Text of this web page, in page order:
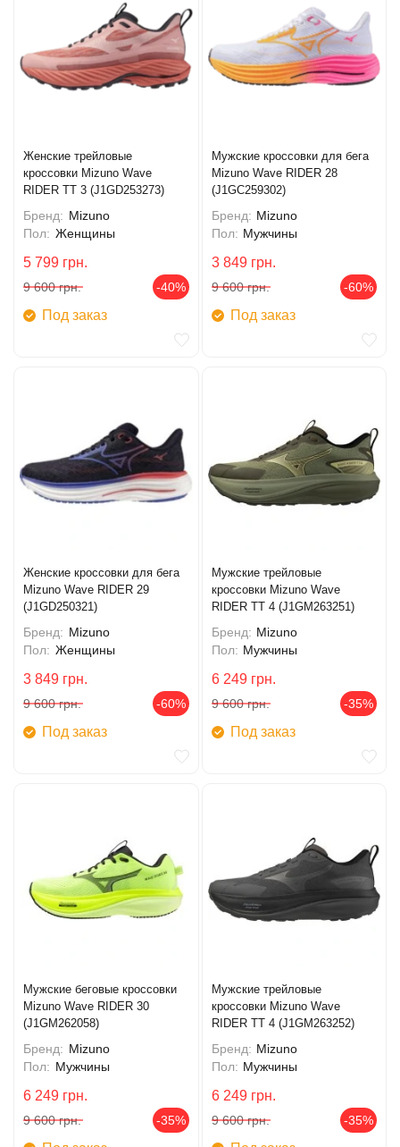
Женские трейловые
кроссовки Mizuno Wave
RIDER TT 3 (J1GD253273)
Бренд: Mizuno
Пол: Женщины
5 799 грн.
9 600 грн. -40%
Под заказ
Мужские кроссовки для бега
Mizuno Wave RIDER 28
(J1GC259302)
Бренд: Mizuno
Пол: Мужчины
3 849 грн.
9 600 грн. -60%
Под заказ
Женские кроссовки для бега
Mizuno Wave RIDER 29
(J1GD250321)
Бренд: Mizuno
Пол: Женщины
3 849 грн.
9 600 грн. -60%
Под заказ
Мужские трейловые
кроссовки Mizuno Wave
RIDER TT 4 (J1GM263251)
Бренд: Mizuno
Пол: Мужчины
6 249 грн.
9 600 грн. -35%
Под заказ
Мужские беговые кроссовки
Mizuno Wave RIDER 30
(J1GM262058)
Бренд: Mizuno
Пол: Мужчины
6 249 грн.
9 600 грн. -35%
Мужские трейловые
кроссовки Mizuno Wave
RIDER TT 4 (J1GM263252)
Бренд: Mizuno
Пол: Мужчины
6 249 грн.
9 600 грн. -35%